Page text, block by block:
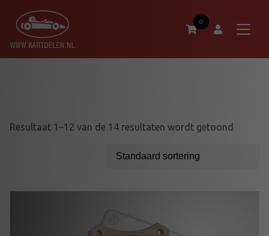
0
Resultaat 1–12 van de 14 resultaten wordt getoond